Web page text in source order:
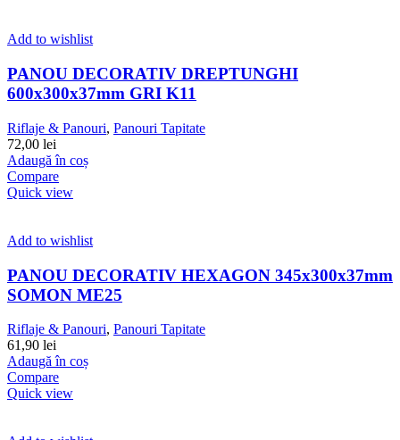
Add to wishlist
PANOU DECORATIV DREPTUNGHI
600x300x37mm GRI K11
Riflaje & Panouri, Panouri Tapitate
72,00 lei
Adaugă în coș
Compare
Quick view
Add to wishlist
PANOU DECORATIV HEXAGON 345x300x37mm
SOMON ME25
Riflaje & Panouri, Panouri Tapitate
61,90 lei
Adaugă în coș
Compare
Quick view